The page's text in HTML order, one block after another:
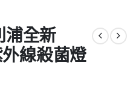
全新
線殺菌燈